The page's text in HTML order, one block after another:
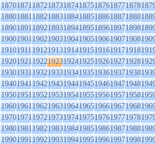
187018711872187318741875187618771878
188018811882188318841885188618871888
189018911892189318941895189618971898
190019011902190319041905190619071908
191019111912191319141915191619171918
192019211922192319241925192619271928
193019311932193319341935193619371938
194019411942194319441945194619471948
195019511952195319541955195619571958
196019611962196319641965196619671968
197019711972197319741975197619771978
198019811982198319841985198619871988
199019911992199319941995199619971998